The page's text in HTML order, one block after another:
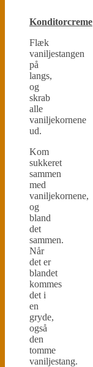
Konditorcreme
Flæk
vaniljestangen
på
langs,
og
skrab
alle
vaniljekornene
ud.
Kom
sukkeret
sammen
med
vaniljekornene,
og
bland
det
sammen.
Når
det er
blandet
kommes
det i
en
gryde,
også
den
tomme
vaniljestang.